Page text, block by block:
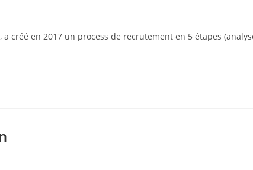
a créé en 2017 un process de recrutement en 5 étapes